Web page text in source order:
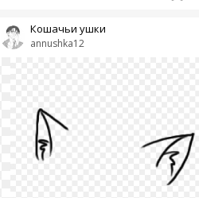
annushka12
Кошачьи ушки